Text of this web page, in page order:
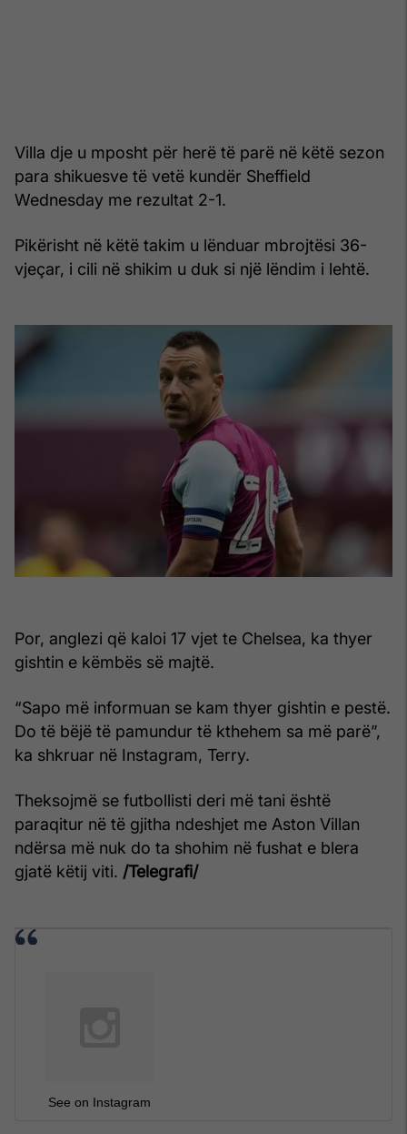
Villa dje u mposht për herë të parë në këtë sezon
para shikuesve të vetë kundër Sheffield
Wednesday me rezultat 2-1.
Pikërisht në këtë takim u lënduar mbrojtësi 36-
vjeçar, i cili në shikim u duk si një lëndim i lehtë.
Por, anglezi që kaloi 17 vjet te Chelsea, ka thyer
gishtin e këmbës së majtë.
“Sapo më informuan se kam thyer gishtin e pestë.
Do të bëjë të pamundur të kthehem sa më parë”,
ka shkruar në Instagram, Terry.
Theksojmë se futbollisti deri më tani është
paraqitur në të gjitha ndeshjet me Aston Villan
ndërsa më nuk do ta shohim në fushat e blera
gjatë këtij viti. /Telegrafi/
See on Instagram